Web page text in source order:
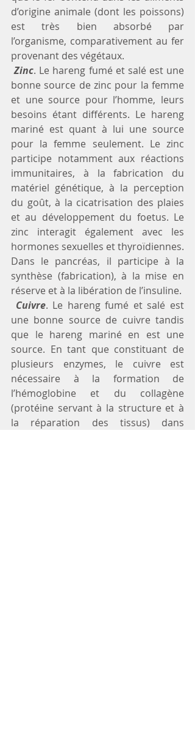
d’origine animale (dont les poissons)
est très bien absorbé par
l’organisme, comparativement au fer
provenant des végétaux.
Zinc. Le hareng fumé et salé est une
bonne source de zinc pour la femme
et une source pour l’homme, leurs
besoins étant différents. Le hareng
mariné est quant à lui une source
pour la femme seulement. Le zinc
participe notamment aux réactions
immunitaires, à la fabrication du
matériel génétique, à la perception
du goût, à la cicatrisation des plaies
et au développement du foetus. Le
zinc interagit également avec les
hormones sexuelles et thyroïdiennes.
Dans le pancréas, il participe à la
synthèse (fabrication), à la mise en
réserve et à la libération de l’insuline.
Cuivre. Le hareng fumé et salé est
une bonne source de cuivre tandis
que le hareng mariné en est une
source. En tant que constituant de
plusieurs enzymes, le cuivre est
nécessaire à la formation de
l’hémoglobine et du collagène
(protéine servant à la structure et à
la réparation des tissus) dans